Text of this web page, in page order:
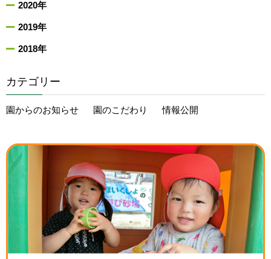
2020年
2019年
2018年
カテゴリー
園からのお知らせ 園のこだわり 情報公開